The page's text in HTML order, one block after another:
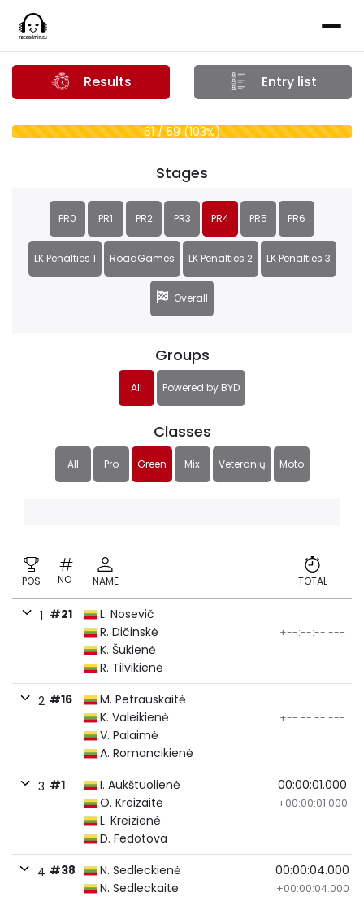
Results Entry list
61 / 59 (103%)
Groups
All Powered by BYD
Classes
All Pro Green Mix Veteranių Moto
Stages
PR0 PR1 PR2 PR3 PR4 PR5 PR6
LK Penalties 1 RoadGames LK Penalties 2 LK Penalties 3
Overall
POS NO NAME TOTAL
1 #21
L. Nosevič
R. Dičinskė
K. Šukienė
R. Tilvikienė
+--:--:--.---
2 #16
M. Petrauskaitė
K. Valeikienė
V. Palaimė
A. Romancikienė
+--:--:--.---
3 #1
I. Aukštuolienė
O. Kreizaitė
L. Kreizienė
D. Fedotova
00:00:01.000
+00:00:01.000
4 #38
N. Sedleckienė
N. Sedleckaitė
00:00:04.000
+00:00:04.000